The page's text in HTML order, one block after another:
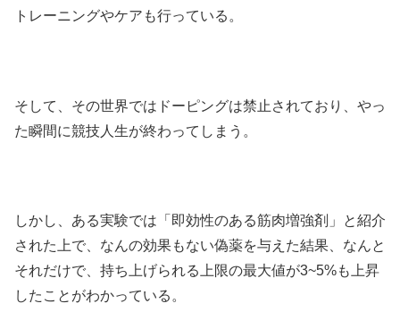
トレーニングやケアも行っている。
そして、その世界ではドーピングは禁止されており、やっ
た瞬間に競技人生が終わってしまう。
しかし、ある実験では「即効性のある筋肉増強剤」と紹介
された上で、なんの効果もない偽薬を与えた結果、なんと
それだけで、持ち上げられる上限の最大値が3~5%も上昇
したことがわかっている。